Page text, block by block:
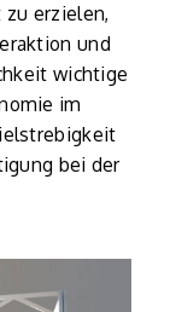
erzielen,
und
wichtige
im
bei der